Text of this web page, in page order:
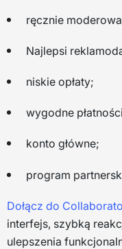
ręcznie
Najlepsi
niskie opłaty;
wygodne
konto główne;
program
Dołącz do
interfejs, szybką
ulepszenia